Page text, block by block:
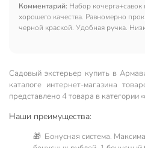
Комментарий: Набор
хорошего качества. Равномерно
черной краской. Удобная ручка.
Садовый экстерьер купить в
каталоге интернет-магазина
представлено 4 товара в категории
Наши преимущества:
🎁 Бонусная система.